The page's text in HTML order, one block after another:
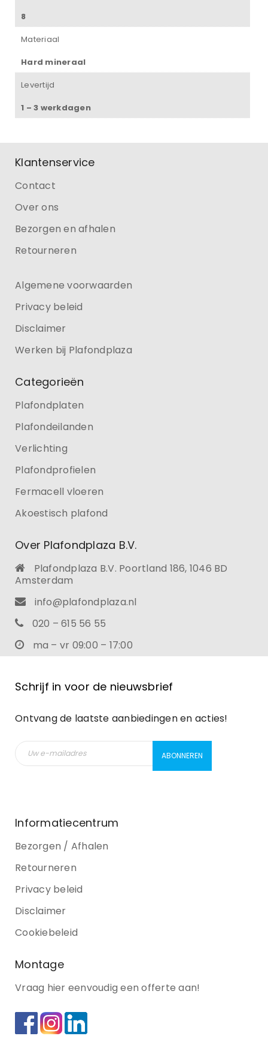
8
Materiaal
Hard mineraal
Levertijd
1 – 3 werkdagen
Klantenservice
Contact
Over ons
Bezorgen en afhalen
Retourneren
Algemene voorwaarden
Privacy beleid
Disclaimer
Werken bij Plafondplaza
Categorieën
Plafondplaten
Plafondeilanden
Verlichting
Plafondprofielen
Fermacell vloeren
Akoestisch plafond
Over Plafondplaza B.V.
Plafondplaza B.V. Poortland 186, 1046 BD
Amsterdam
info@plafondplaza.nl
020 – 615 56 55
ma – vr 09:00 – 17:00
Schrijf in voor de nieuwsbrief
Ontvang de laatste aanbiedingen en acties!
Informatiecentrum
Bezorgen / Afhalen
Retourneren
Privacy beleid
Disclaimer
Cookiebeleid
Montage
Vraag hier eenvoudig een offerte aan!